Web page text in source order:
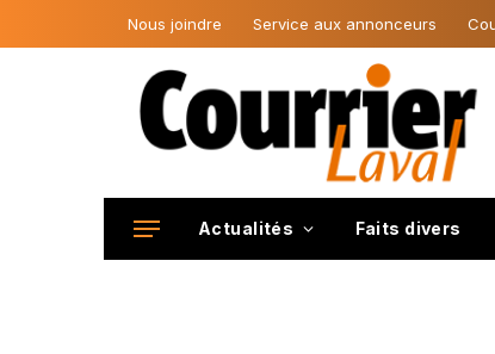
Nous joindre Service aux annonceurs
Actualités Faits divers